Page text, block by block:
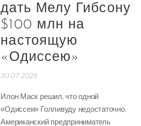
дать Мелу Гибсону
$100 млн на
настоящую
«Одиссею»
30.07.2026
Илон Маск решил, что одной
«Одиссеи» Голливуду недостаточно.
Американский предприниматель